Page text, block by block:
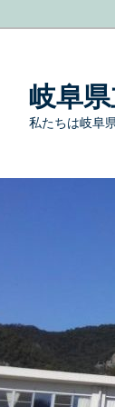
岐阜
私たちは岐阜